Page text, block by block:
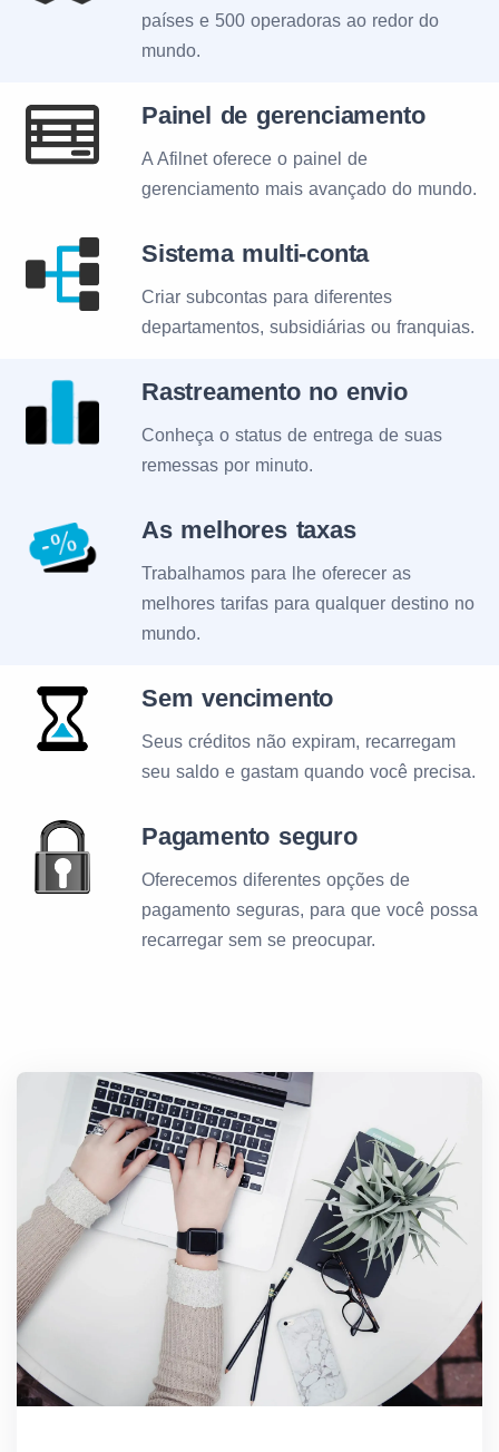
países e 500 operadoras ao redor do
mundo.
Painel de gerenciamento
A Afilnet oferece o painel de
gerenciamento mais avançado do mundo.
Sistema multi-conta
Criar subcontas para diferentes
departamentos, subsidiárias ou franquias.
Rastreamento no envio
Conheça o status de entrega de suas
remessas por minuto.
As melhores taxas
Trabalhamos para lhe oferecer as
melhores tarifas para qualquer destino no
mundo.
Sem vencimento
Seus créditos não expiram, recarregam
seu saldo e gastam quando você precisa.
Pagamento seguro
Oferecemos diferentes opções de
pagamento seguras, para que você possa
recarregar sem se preocupar.